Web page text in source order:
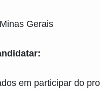
Gerais
em participar do